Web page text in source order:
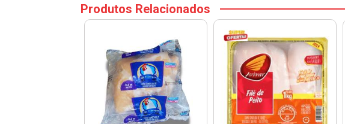
Produtos Relacionados